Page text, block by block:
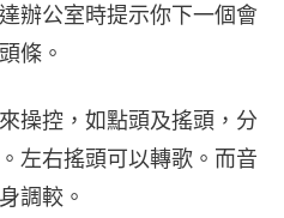
辦公室時提示你下一個會
條。
操控，如點頭及搖頭，分
左右搖頭可以轉歌。而音
調較。